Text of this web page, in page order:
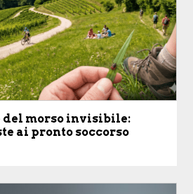
del morso invisibile:
ai pronto soccorso